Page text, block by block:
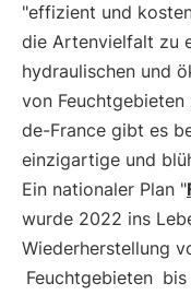
"effizient und
die Artenvielfalt zu
hydraulischen und
von
de-France gibt es
einzigartige und
Ein nationaler Plan "
wurde 2022 ins
Wiederherstellung
Feuchtgebieten